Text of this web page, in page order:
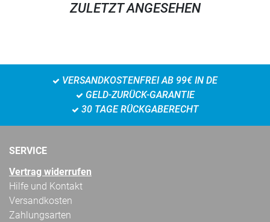
ZULETZT ANGESEHEN
VERSANDKOSTENFREI AB 99€ IN DE
GELD-ZURÜCK-GARANTIE
30 TAGE RÜCKGABERECHT
SERVICE
Vertrag widerrufen
Hilfe und Kontakt
Versandkosten
Zahlungsarten